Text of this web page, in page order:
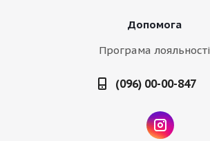
Допомога
Програма лояльності
(096) 00-00-847